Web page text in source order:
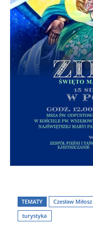
TEMATY Czesław Miłosz
turystyka